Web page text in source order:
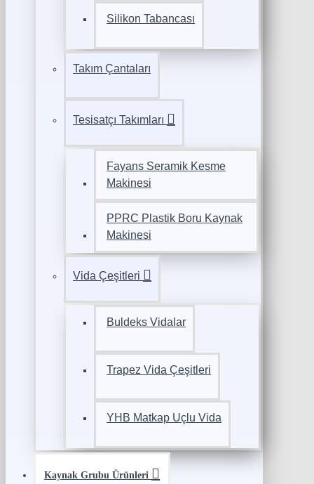
Silikon Tabancası
Takım Çantaları
Tesisatçı Takımları
Fayans Seramik Kesme
Makinesi
PPRC Plastik Boru Kaynak
Makinesi
Vida Çeşitleri
Buldeks Vidalar
Trapez Vida Çeşitleri
YHB Matkap Uçlu Vida
Kaynak Grubu Ürünleri